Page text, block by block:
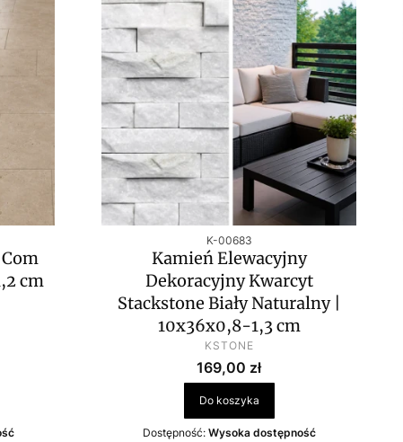
cm
Kod produktu
K-00683
Kamień Elewacyjny
Dekoracyjny Kwarcyt
Stackstone Biały Naturalny |
10x36x0,8-1,3 cm
PRODUCENT
KSTONE
Cena
169,00 zł
Do koszyka
Dostępność: Wysoka dostępność